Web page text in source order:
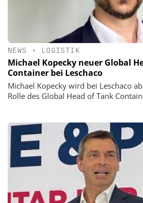
NEWS • LOGISTIK
Michael Kopecky neuer Global
Container bei Leschaco
Michael Kopecky wird bei Leschaco
Rolle des Global Head of Tank